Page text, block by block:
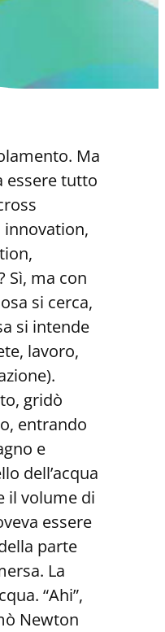
Ma
essere tutto
Sì, ma con
si cerca,
si intende
lavoro,
gridò
entrando
e
dell’acqua
il volume di
essere
parte
La
“Ahi”,
Newton